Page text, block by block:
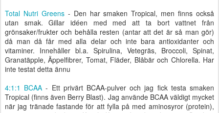
Total Nutri Greens- Den har smaken Tropical, men finns också
utan smak. Gillar idéen med med att ta bort vattnet från
grönsaker/frukter och behålla resten (antar att det är så man gör)
då man då får med alla delar och inte bara antioxidanter och
vitaminer. Innehåller bl.a. Spirulina, Vetegräs, Broccoli, Spinat,
Granatäpple, Äppelfibrer, Tomat, Fläder, Blåbär och Chlorella. Har
inte testat detta ännu
4:1:1 BCAA - Ett privärt BCAA-pulver och jag fick testa smaken
Tropical (finns även Berry Blast). Jag använde BCAA väldigt mycket
när jag tränade fastande för att fylla på med aminosyror (protein),